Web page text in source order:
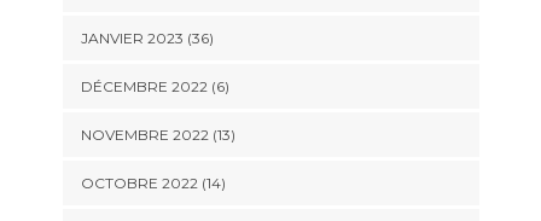
JANVIER 2023 (36)
DÉCEMBRE 2022 (6)
NOVEMBRE 2022 (13)
OCTOBRE 2022 (14)